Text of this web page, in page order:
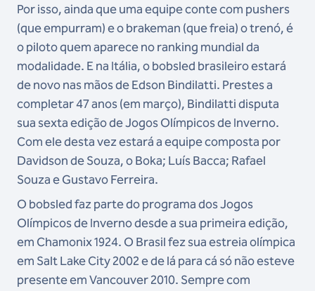
Por isso, ainda que uma equipe conte com pushers
(que empurram) e o brakeman (que freia) o trenó, é
o piloto quem aparece no ranking mundial da
modalidade. E na Itália, o bobsled brasileiro estará
de novo nas mãos de Edson Bindilatti. Prestes a
completar 47 anos (em março), Bindilatti disputa
sua sexta edição de Jogos Olímpicos de Inverno.
Com ele desta vez estará a equipe composta por
Davidson de Souza, o Boka; Luís Bacca; Rafael
Souza e Gustavo Ferreira.
O bobsled faz parte do programa dos Jogos
Olímpicos de Inverno desde a sua primeira edição,
em Chamonix 1924. O Brasil fez sua estreia olímpica
em Salt Lake City 2002 e de lá para cá só não esteve
presente em Vancouver 2010. Sempre com